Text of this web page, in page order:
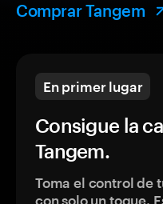
Comprar Tangem
En primer lugar
Consigue la
Tangem.
Toma el control de
con solo un toque.